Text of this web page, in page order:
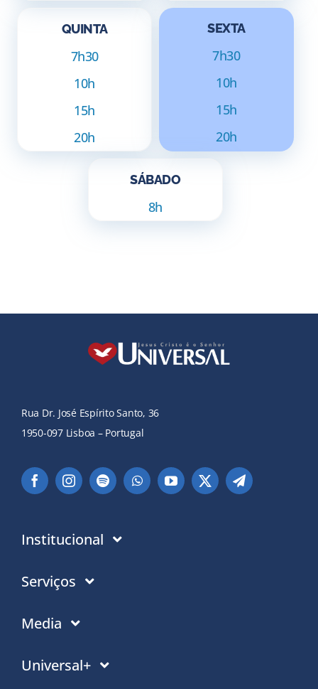
QUINTA
7h30
10h
15h
20h
SEXTA
7h30
10h
15h
20h
SÁBADO
8h
Rua Dr. José Espírito Santo, 36
1950-097 Lisboa – Portugal
Institucional
Instituição
Politica de Cookies
Serviços
Contactos
Media
Notícias
Universal+